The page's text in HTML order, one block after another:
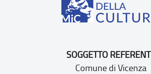
SOGGETTO
Comune di Vicenza